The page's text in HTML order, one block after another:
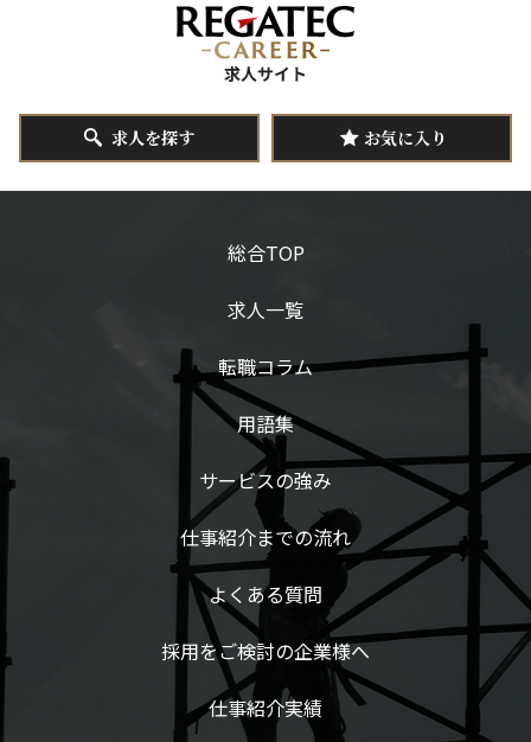
求人を探す お気に入り
総合TOP
求人一覧
転職コラム
用語集
サービスの強み
仕事紹介までの流れ
よくある質問
採用をご検討の企業様へ
仕事紹介実績